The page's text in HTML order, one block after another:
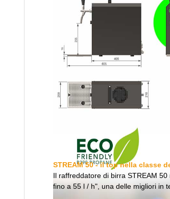
STREAM 50 - il top nella classe
Il raffreddatore di birra STREAM
fino a 55 l / h", una delle migliori in